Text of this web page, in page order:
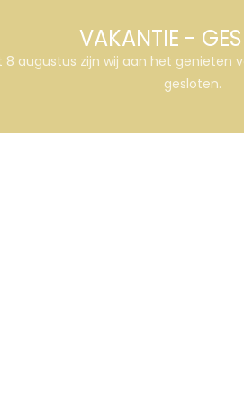
VAKANTIE -
8 augustus zijn wij aan het genieten
gesloten.